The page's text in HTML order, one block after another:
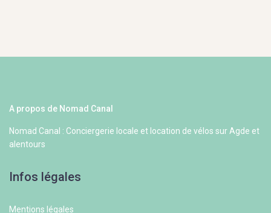
A propos de Nomad Canal
Nomad Canal : Conciergerie locale et location de vélos sur Agde et
alentours
Infos légales
Mentions légales